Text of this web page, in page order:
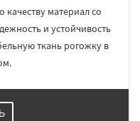
материал со
и устойчивость
ткань рогожку в